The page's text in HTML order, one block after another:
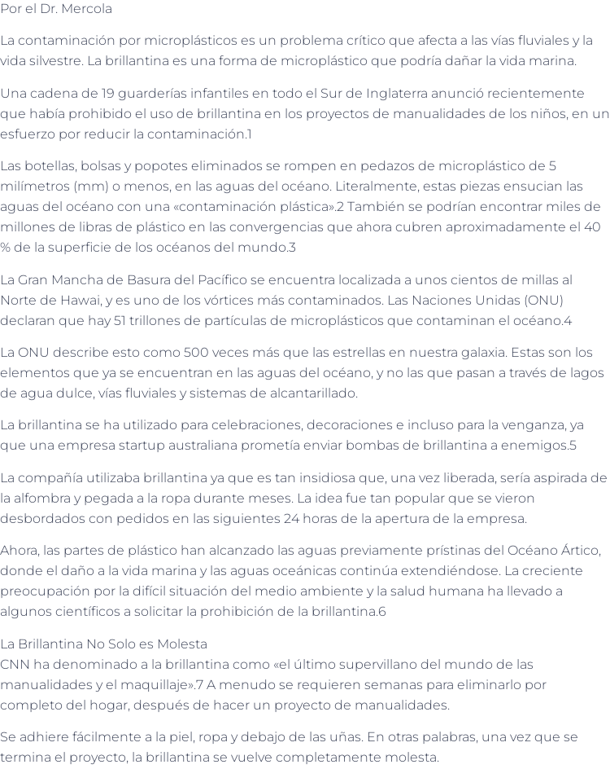
Por el Dr. Mercola
La contaminación por microplásticos es un problema crítico que afecta a las vías fluviales y la
vida silvestre. La brillantina es una forma de microplástico que podría dañar la vida marina.
Una cadena de 19 guarderías infantiles en todo el Sur de Inglaterra anunció recientemente
que había prohibido el uso de brillantina en los proyectos de manualidades de los niños, en un
esfuerzo por reducir la contaminación.1
Las botellas, bolsas y popotes eliminados se rompen en pedazos de microplástico de 5
milímetros (mm) o menos, en las aguas del océano. Literalmente, estas piezas ensucian las
aguas del océano con una «contaminación plástica».2 También se podrían encontrar miles de
millones de libras de plástico en las convergencias que ahora cubren aproximadamente el 40
% de la superficie de los océanos del mundo.3
La Gran Mancha de Basura del Pacífico se encuentra localizada a unos cientos de millas al
Norte de Hawai, y es uno de los vórtices más contaminados. Las Naciones Unidas (ONU)
declaran que hay 51 trillones de partículas de microplásticos que contaminan el océano.4
La ONU describe esto como 500 veces más que las estrellas en nuestra galaxia. Estas son los
elementos que ya se encuentran en las aguas del océano, y no las que pasan a través de lagos
de agua dulce, vías fluviales y sistemas de alcantarillado.
La brillantina se ha utilizado para celebraciones, decoraciones e incluso para la venganza, ya
que una empresa startup australiana prometía enviar bombas de brillantina a enemigos.5
La compañía utilizaba brillantina ya que es tan insidiosa que, una vez liberada, sería aspirada de
la alfombra y pegada a la ropa durante meses. La idea fue tan popular que se vieron
desbordados con pedidos en las siguientes 24 horas de la apertura de la empresa.
Ahora, las partes de plástico han alcanzado las aguas previamente prístinas del Océano Ártico,
donde el daño a la vida marina y las aguas oceánicas continúa extendiéndose. La creciente
preocupación por la difícil situación del medio ambiente y la salud humana ha llevado a
algunos científicos a solicitar la prohibición de la brillantina.6
La Brillantina No Solo es Molesta
CNN ha denominado a la brillantina como «el último supervillano del mundo de las
manualidades y el maquillaje».7 A menudo se requieren semanas para eliminarlo por
completo del hogar, después de hacer un proyecto de manualidades.
Se adhiere fácilmente a la piel, ropa y debajo de las uñas. En otras palabras, una vez que se
termina el proyecto, la brillantina se vuelve completamente molesta.